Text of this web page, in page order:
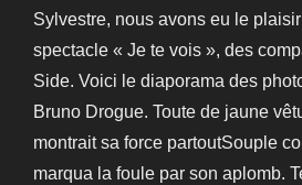
Sylvestre, nous avons eu le
spectacle « Je te vois », des
Side. Voici le diaporama des
Bruno Drogue. Toute de jaune
montrait sa force partoutSouple
marqua la foule par son aplomb.